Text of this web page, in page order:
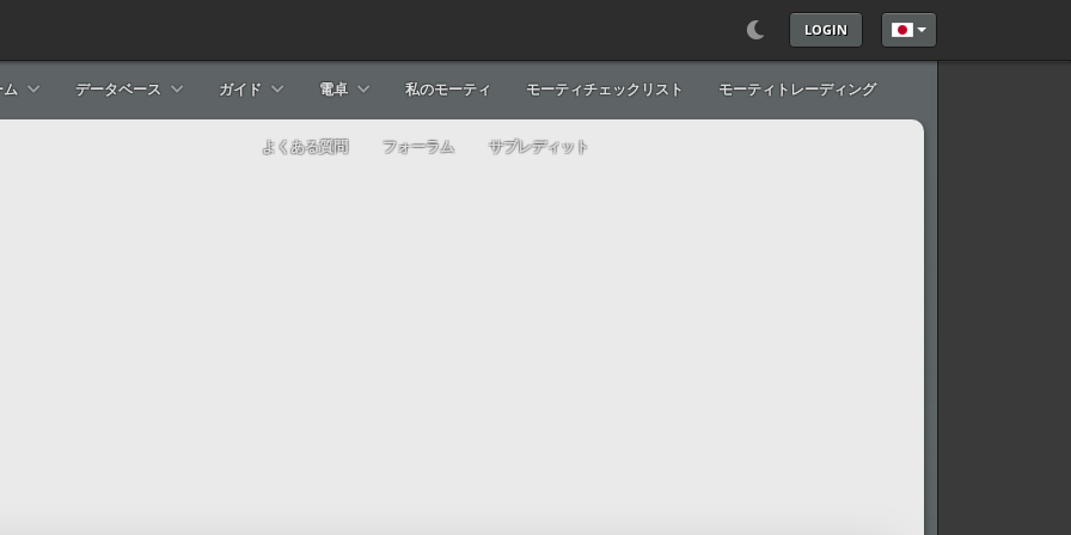
LOGIN あなたが使う言語を
データベース ガイド 電卓 私のモーティ モーティチェックリスト モーティトレーディング
よくある質問 フォーラム サブレディット